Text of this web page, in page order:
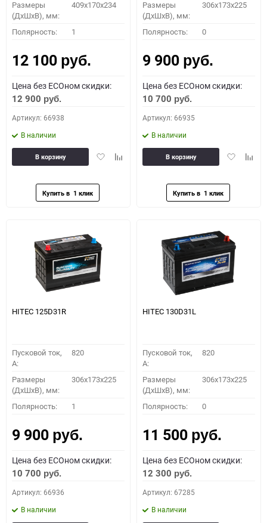
Размеры
(ДхШхВ), мм:
409x170x234
Полярность: 1
12 100 руб.
Цена без ECOном скидки:
12 900 руб.
Артикул: 66938
В наличии
ДобавитьДобавить
В корзину
Размеры
(ДхШхВ), мм:
306x173x225
Полярность: 0
9 900 руб.
Цена без ECOном скидки:
10 700 руб.
Артикул: 66935
В наличии
Добавить
В корзину
HITEC 125D31R
Пусковой ток,
A:
820
Размеры
(ДхШхВ), мм:
306x173x225
Полярность: 1
9 900 руб.
Цена без ECOном скидки:
10 700 руб.
Артикул: 66936
В наличии
HITEC 130D31L
Пусковой ток,
A:
820
Размеры
(ДхШхВ), мм:
306x173x225
Полярность: 0
11 500 руб.
Цена без ECOном скидки:
12 300 руб.
Артикул: 67285
В наличии